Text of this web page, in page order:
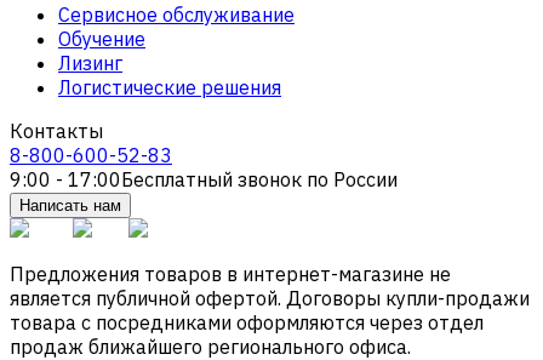
Сервисное обслуживание
Обучение
Лизинг
Логистические решения
Контакты
8-800-600-52-83
9:00 - 17:00Бесплатный звонок по России
Написать нам
Предложения товаров в интернет-магазине не
является публичной офертой. Договоры купли-продажи
товара с посредниками оформляются через отдел
продаж ближайшего регионального офиса.